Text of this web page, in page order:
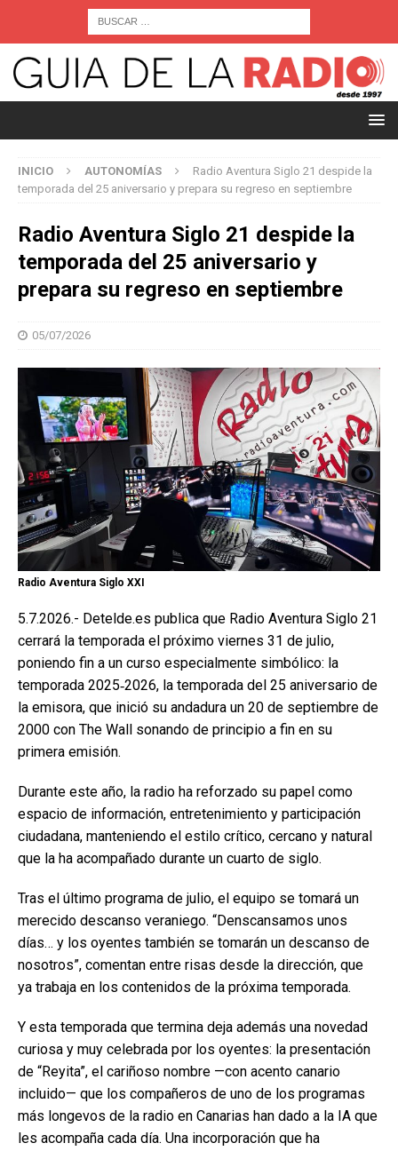
INICIO AUTONOMÍAS
Radio Aventura Siglo 21 despide la
temporada del 25 aniversario y prepara su regreso en septiembre
Radio Aventura Siglo 21 despide la
temporada del 25 aniversario y
prepara su regreso en septiembre
05/07/2026
Radio Aventura Siglo XXI
5.7.2026.- Detelde.es publica que Radio Aventura Siglo 21
cerrará la temporada el próximo viernes 31 de julio,
poniendo fin a un curso especialmente simbólico: la
temporada 2025‑2026, la temporada del 25 aniversario de
la emisora, que inició su andadura un 20 de septiembre de
2000 con The Wall sonando de principio a fin en su
primera emisión.
Durante este año, la radio ha reforzado su papel como
espacio de información, entretenimiento y participación
ciudadana, manteniendo el estilo crítico, cercano y natural
que la ha acompañado durante un cuarto de siglo.
Tras el último programa de julio, el equipo se tomará un
merecido descanso veraniego. “Denscansamos unos
días… y los oyentes también se tomarán un descanso de
nosotros”, comentan entre risas desde la dirección, que
ya trabaja en los contenidos de la próxima temporada.
Y esta temporada que termina deja además una novedad
curiosa y muy celebrada por los oyentes: la presentación
de “Reyita”, el cariñoso nombre —con acento canario
incluido— que los compañeros de uno de los programas
más longevos de la radio en Canarias han dado a la IA que
les acompaña cada día. Una incorporación que ha